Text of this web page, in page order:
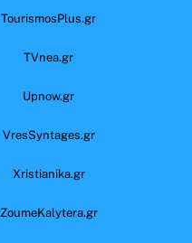
TourismosPlus.gr
TVnea.gr
Upnow.gr
VresSyntages.gr
Xristianika.gr
ZoumeKalytera.gr